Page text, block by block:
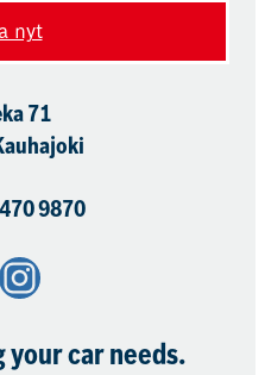
nyt
71
9870
your car needs.